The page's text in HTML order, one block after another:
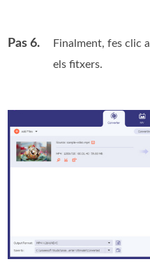
Pas 6. Finalment, fes clic
els fitxers.